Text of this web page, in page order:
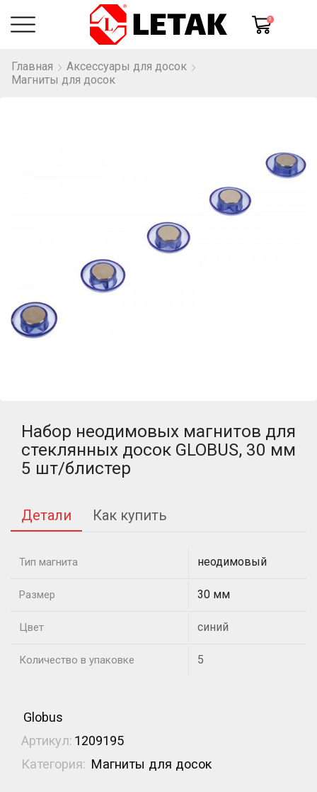
0
Главная
Аксессуары для досок
Магниты для досок
Набор неодимовых магнитов для
стеклянных досок GLOBUS, 30 мм
5 шт/блистер
Детали Как купить
Тип магнита неодимовый
Размер 30 мм
Цвет синий
Количество в упаковке 5
Globus
Артикул: 1209195
Категория: Магниты для досок